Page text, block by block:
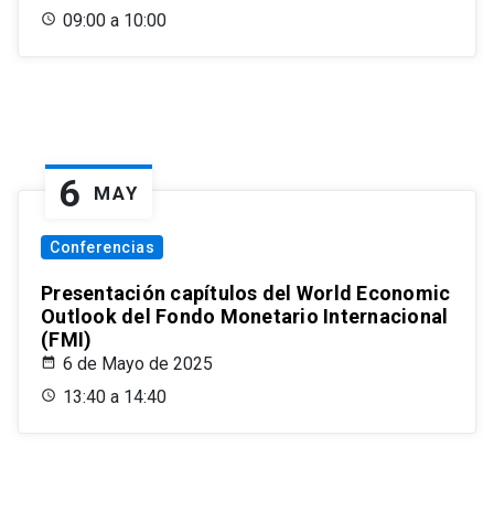
09:00 a 10:00
6 MAY
Conferencias
Presentación capítulos del World Economic
Outlook del Fondo Monetario Internacional
(FMI)
6 de Mayo de 2025
13:40 a 14:40